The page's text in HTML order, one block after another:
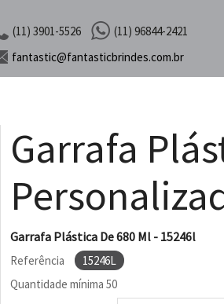
(11) 3901-5526
(11) 96844-2421
fantastic@fantasticbrindes.com.br
Garrafa
Garrafa Plástica De 680 Ml - 15246l
Referência
15246L
Quantidade mínima 50